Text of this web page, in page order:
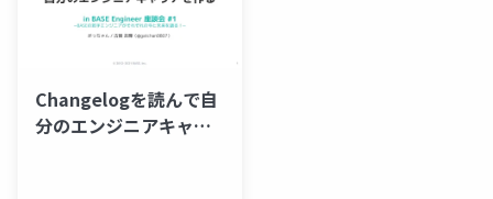
Changelogを読んで自
分のエンジニアキャリ